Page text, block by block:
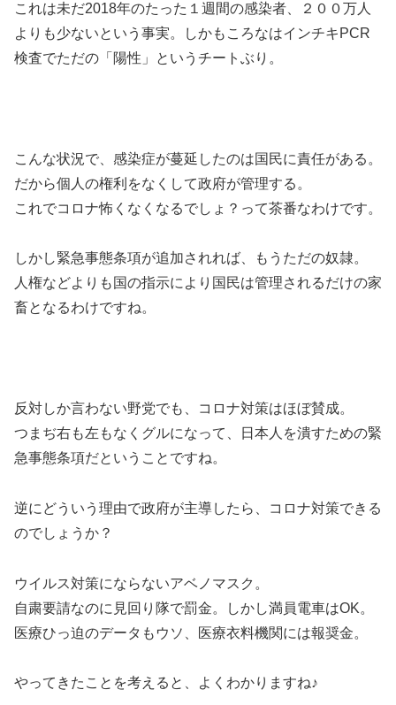
これは未だ2018年のたった１週間の感染者、２００万人
よりも少ないという事実。しかもころなはインチキPCR
検査でただの「陽性」というチートぶり。
こんな状況で、感染症が蔓延したのは国民に責任がある。
だから個人の権利をなくして政府が管理する。
これでコロナ怖くなくなるでしょ？って茶番なわけです。
しかし緊急事態条項が追加されれば、もうただの奴隷。
人権などよりも国の指示により国民は管理されるだけの家
畜となるわけですね。
反対しか言わない野党でも、コロナ対策はほぼ賛成。
つまぢ右も左もなくグルになって、日本人を潰すための緊
急事態条項だということですね。
逆にどういう理由で政府が主導したら、コロナ対策できる
のでしょうか？
ウイルス対策にならないアベノマスク。
自粛要請なのに見回り隊で罰金。しかし満員電車はOK。
医療ひっ迫のデータもウソ、医療衣料機関には報奨金。
やってきたことを考えると、よくわかりますね♪